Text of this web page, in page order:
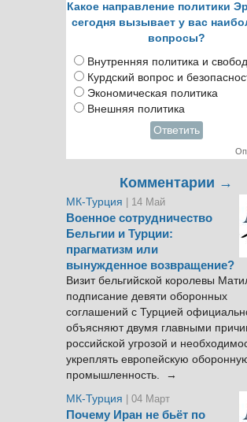
Какое направление политики
сегодня вызывает у вас
вопросы?
Внутренняя политика и
Курдский вопрос и
Экономическая политика
Внешняя политика
Ответить
Комментарии →
МК-Турция | 14 Май
Военное сотрудничество
Бельгии и Турции:
прагматизм или
вынужденное возвращение?
Визит бельгийской королевы
подписание девяти оборонных
соглашений с Турцией
объясняют двумя главными
российской угрозой и
укреплять европейскую
промышленность. →
МК-Турция
| 04 Март
Почему Иран не бьёт по